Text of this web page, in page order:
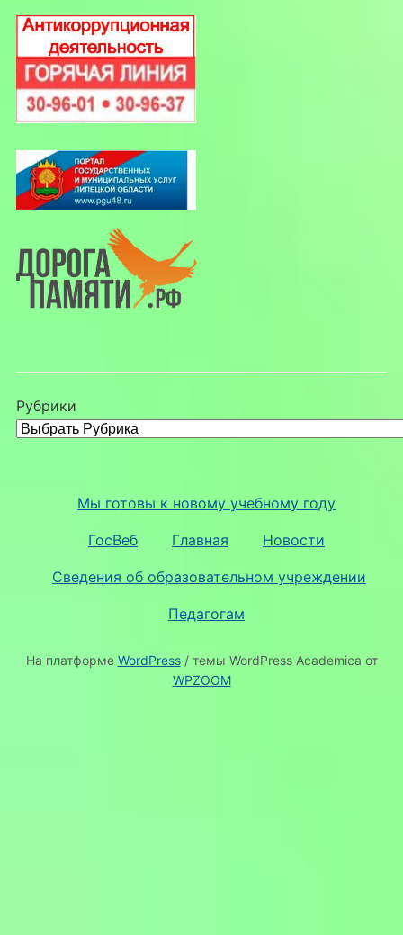
Рубрики
Мы готовы к новому учебному году
ГосВеб Главная Новости
Сведения об образовательном учреждении
Педагогам
На платформе WordPress/ темы WordPress Academica от
WPZOOM